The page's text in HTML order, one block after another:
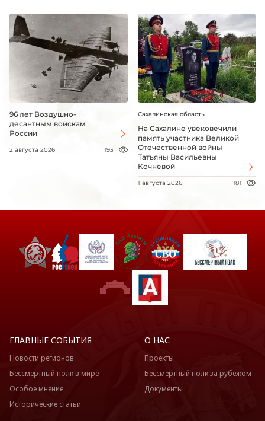
96 лет Воздушно-
десантным войскам
России
2 августа 2026 193
Сахалинская область
На Сахалине увековечили
память участника Великой
Отечественной войны
Татьяны Васильевны
Кочневой
1 августа 2026 181
ГЛАВНЫЕ СОБЫТИЯ
Новости регионов
Бессмертный полк в мире
Особое мнение
Исторические статьи
О НАС
Проекты
Бессмертный полк за рубежом
Документы